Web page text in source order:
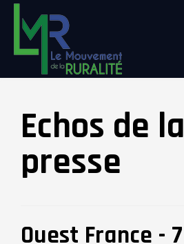
Echos de la
presse
Ouest France - 7